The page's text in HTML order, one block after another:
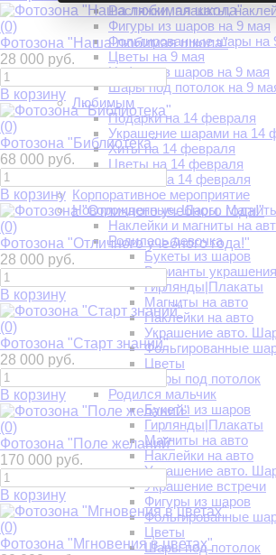
Растяжки, плакаты,
Фигуры из шаров на 9 мая
Фольгированные шары на
Цветы на 9 мая
Цифры из шаров на 9 мая
Шары под потолок на 9
Любимым
Подарки на 14 февраля
Украшение шарами на 14
Хиты на 14 февраля
Цветы на 14 февраля
Шарики на 14 февраля
Корпоративное мероприятие
Новорожденные. Шары.
Наклейки и магниты на
Родилась девочка
Букеты из шаров
Варианты украшения
Гирлянды|Плакаты
Магниты на авто
Наклейки на авто
Украшение авто.
Фольгированные
Цветы
Шары под потолок
Родился мальчик
Букеты из шаров
Гирлянды|Плакаты
Магниты на авто
Наклейки на авто
Украшение авто.
Украшение встречи
Фигуры из шаров
Фольгированные
Цветы
Шары под потолок
(0)
Фотозона "Наша любимая школа"
28 000 руб.
В корзину
(0)
Фотозона "Библиотека"
68 000 руб.
В корзину
(0)
Фотозона "Отличного учебного года!"
28 000 руб.
В корзину
(0)
Фотозона "Старт знаний"
28 000 руб.
В корзину
(0)
Фотозона "Поле желаний"
170 000 руб.
В корзину
(0)
Фотозона "Мгновения в цветах"